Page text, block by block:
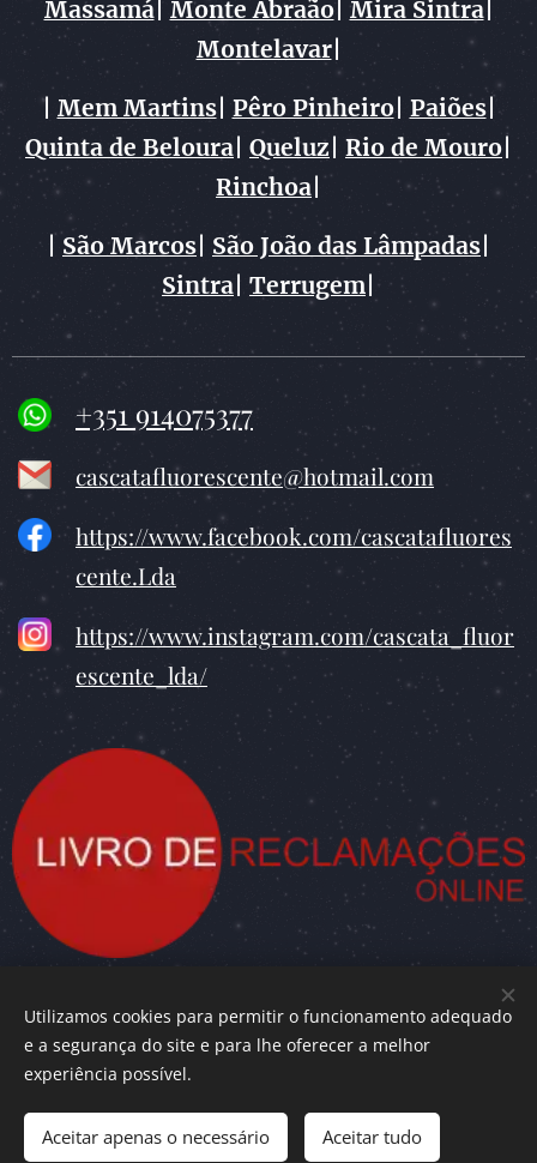
Massamá| Monte Abraão| Mira Sintra|
Montelavar|
| Mem Martins| Pêro Pinheiro| Paiões|
Quinta de Beloura Queluz Rio de Mouro
Rinchoa
São Marcos São João das Lâmpadas
Sintra Terrugem
+351 914075377
cascatafluorescente@hotmail.com
https://www.facebook.com/cascatafluores
cente.Lda
https://www.instagram.com/cascata_fluor
escente_lda/
Cascata Fluorescente Lda.
Todos os direitos reservados Cookies
Utilizamos cookies para permitir o funcionamento adequado
e a segurança do site e para lhe oferecer a melhor
experiência possível.
Aceitar apenas o necessário Aceitar tudo